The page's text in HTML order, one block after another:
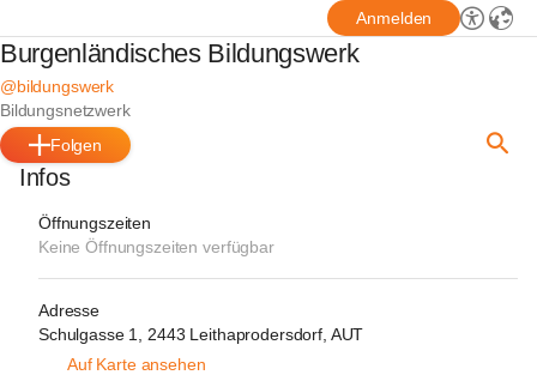
Anmelden
Burgenländisches Bildungswerk
@bildungswerk
Bildungsnetzwerk
Folgen
Infos
Öffnungszeiten
Keine Öffnungszeiten verfügbar
Adresse
Schulgasse 1, 2443 Leithaprodersdorf, AUT
Auf Karte ansehen